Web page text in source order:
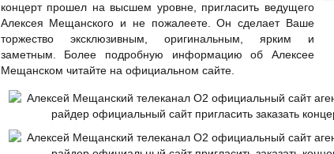
концерт прошел на высшем уровне, пригласить ведущего
Алексея Мещанского и не пожалеете. Он сделает Ваше
торжество эксклюзивным, оригинальным, ярким и
заметным. Более подробную информацию об Алексее
Мещанском читайте на официальном сайте.